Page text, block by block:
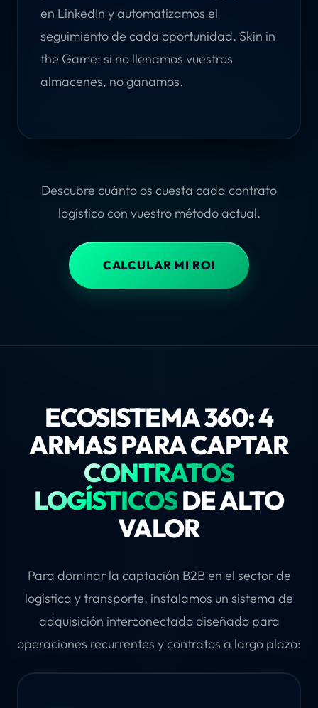
en LinkedIn y automatizamos el
seguimiento de cada oportunidad. Skin in
the Game: si no llenamos vuestros
almacenes, no ganamos.
Descubre cuánto os cuesta cada contrato
logístico con vuestro método actual.
CALCULAR MI ROI
ECOSISTEMA 360: 4
ARMAS PARA CAPTAR
CONTRATOS
LOGÍSTICOSDE ALTO
VALOR
Para dominar la captación B2B en el sector de
logística y transporte, instalamos un sistema de
adquisición interconectado diseñado para
operaciones recurrentes y contratos a largo plazo: